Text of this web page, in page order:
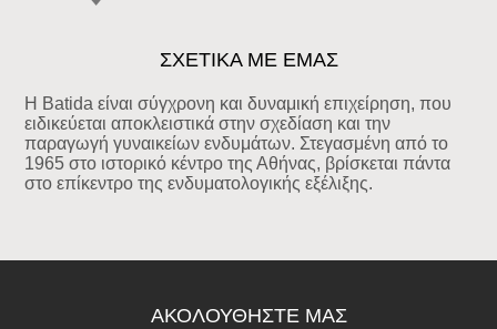
ΣΧΕΤΙΚΑ ΜΕ ΕΜΑΣ
Η Batida είναι σύγχρονη και δυναμική επιχείρηση, που
ειδικεύεται αποκλειστικά στην σχεδίαση και την
παραγωγή γυναικείων ενδυμάτων. Στεγασμένη από το
1965 στο ιστορικό κέντρο της Αθήνας, βρίσκεται πάντα
στο επίκεντρο της ενδυματολογικής εξέλιξης.
ΑΚΟΛΟΥΘΉΣΤΕ ΜΑΣ